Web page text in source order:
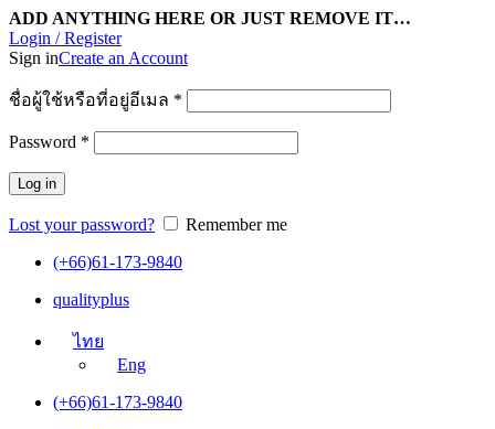
ADD ANYTHING HERE OR JUST REMOVE IT…
Login / Register
Sign inCreate an Account
ชื่อผู้ใช้หรือที่อยู่อีเมล *
Password *
Log in
Lost your password?
Remember me
(+66)61-173-9840
qualityplus
ไทย
Eng
(+66)61-173-9840